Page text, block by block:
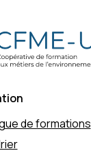
de formations